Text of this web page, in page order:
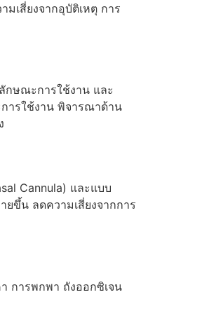
เสี่ยงจากอุบัติเหตุ การ
กษณะการใช้งาน และ
ารใช้งาน พิจารณาด้าน
Cannula) และแบบ
ยขึ้น ลดความเสี่ยงจากการ
การพกพา ถังออกซิเจน